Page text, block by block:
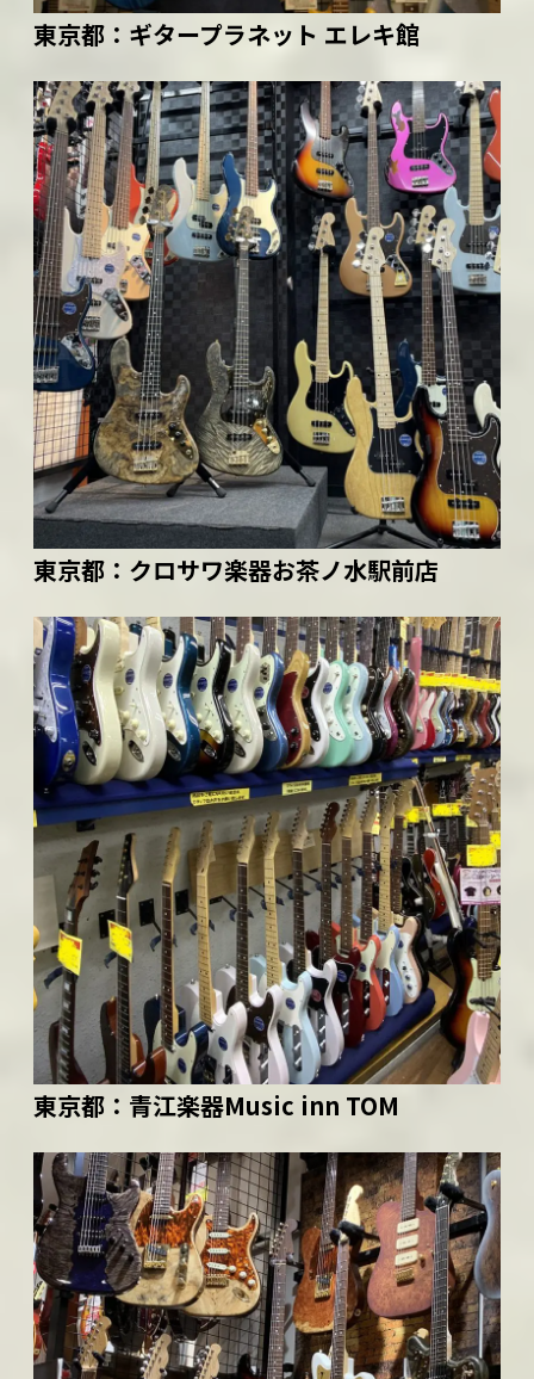
東京都： ギタープラネット エレキ館
東京都： クロサワ楽器お茶ノ水駅前店
東京都： 青江楽器Music inn TOM